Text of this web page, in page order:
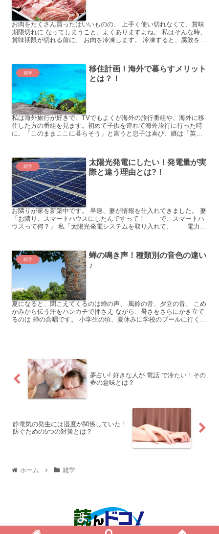
お肉をたくさん買ったはいいものの、 上手く使い切れなくて、賞味
期限切れに なってしまうこと、よくありますよね。 私はそんな時、
賞味期限が切れる前に、 お肉を冷凍します。 冷凍すると、腐敗を遅
雑学
移住計画！海外で暮らすメリット
とは？！
私は海外旅行が好きで、TVでもよくが海外の旅行番組や、海外に移
住した方の番組を見ます。初めて子供を連れて海外旅行に行った時
に、「このままここに暮らそう」と言うと息子は喜び、娘は「英語
雑学
太陽光発電にしたい！発電量が実
際と違う理由とは?！
お隣りが家を新築中です。 早速、妻が情報を仕入れてきました。 妻
「お隣り、スマートハウスにしたんですって！ で、スマートハ
ウスって何？」 私「太陽光発電システムを取り入れて、 電力を
雑学
蝉の鳴き声！種類別の音色の違い
♪
夏になると、聞こえてくるのは蝉の声、 風鈴の音、夕立の音。 こめ
かみから伝う汗をハンカチで押さえ ながら、暑さをさらにかき立て
るのは 蝉の合唱です。 小学生の頃、夏休みに学校のプールに行く
夢占い! 好きな人が 電話 で冷たい！その
夢の意味とは？
静電気の発生には湿度が関係していた！
防ぐための5つの対策とは？
ホーム 雑学